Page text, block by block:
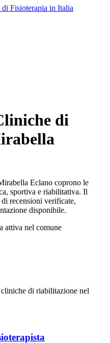
Fisioterapia in Italia
di
Eclano coprono le
sportiva e riabilitativa. Il
recensioni verificate,
disponibile.
attiva nel comune
di riabilitazione nel